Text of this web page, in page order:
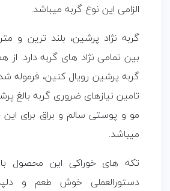
الزامی این نوع گربه میباشد.
گربه نژاد پرشین، بلند ترین و
بین تمامی نژاد های گربه دارد.
گربه پرشین رویال کنین، فرموله
تامین نیازهای ضروری گربه بالغ
مو و پوستی سالم و براق برای این
میباشد.
تکه های خوراکی این محصول
دستورالعملی خوش طعم و